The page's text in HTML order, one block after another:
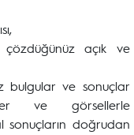
açık ve
bulgular ve sonuçlar
ve görsellerle
sonuçların doğrudan